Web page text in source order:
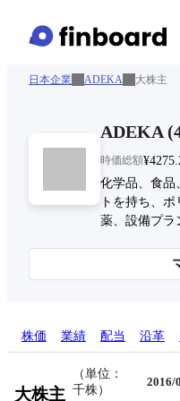
日本企業 ADEKA 大株主
ADEKA(
時価総額
化学品、食品
トを持ち、
薬、設備プラ
株価 業績 配当 沿革
大株主
（単位：
千株）
2016/